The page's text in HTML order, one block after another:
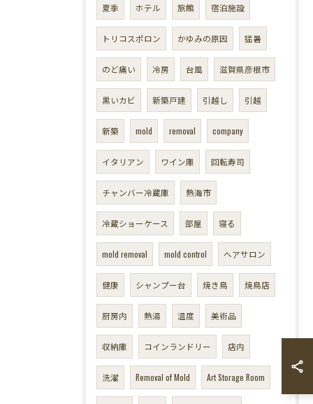
夏季 ホテル 旅館 宿泊施設
トリコスポロン かゆみの原因 猛暑
のど痛い 冷房 台風 滋賀県彦根市
黒いカビ 新築戸建 引越し 引越
新築 mold removal company
イタリアン ワイン庫 回転寿司
チャンバー冷蔵庫 熱海市
冷蔵ショーケース 部屋 寝る
mold removal mold control ヘアサロン
健康 シャンプー台 焼き鳥 焼鳥店
厨房内 熱湯 温度 美術品
収納庫 コインランドリー 店内
洗濯 Removal of Mold Art Storage Room